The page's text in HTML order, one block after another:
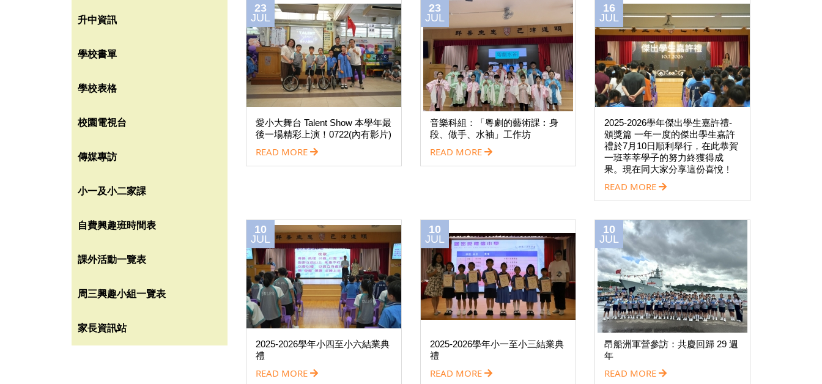
升中資訊
學校書單
學校表格
校園電視台
傳媒專訪
小一及小二家課
自費興趣班時間表
課外活動一覽表
周三興趣小組一覽表
家長資訊站
23
JUL
愛小大舞台 Talent Show 本學年最
後一場精彩上演！0722(內有影片)
READ MORE
23
JUL
音樂科組：「粵劇的藝術課︰身
段、做手、水袖」工作坊
READ MORE
16
JUL
2025-2026學年傑出學生嘉許禮-
頒獎篇 一年一度的傑出學生嘉許
禮於7月10日順利舉行，在此恭賀
一班莘莘學子的努力終獲得成
果。現在同大家分享這份喜悅﹗
READ MORE
10
JUL
2025-2026學年小四至小六結業典
禮
READ MORE
10
JUL
2025-2026學年小一至小三結業典
禮
READ MORE
10
JUL
昂船洲軍營參訪：共慶回歸 29 週
年
READ MORE